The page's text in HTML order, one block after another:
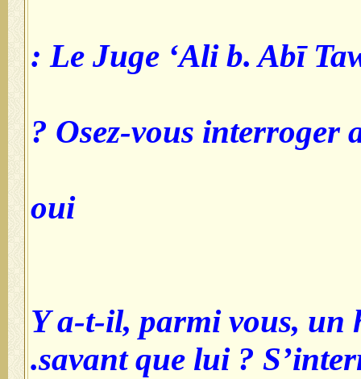
Le Juge ‘Ali b. Abī
Osez-vous interroger
oui
Y a-t-il, parmi vous, un
savant que lui ?